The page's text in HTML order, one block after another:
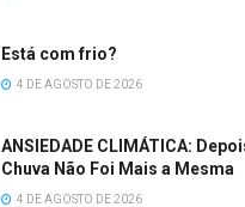
Está com frio?
4 DE AGOSTO DE 2026
ANSIEDADE CLIMÁTICA:
Chuva Não Foi Mais a Mesma
4 DE AGOSTO DE 2026